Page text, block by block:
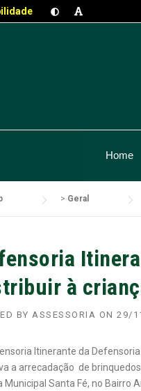
Home
> Geral
à
BY ASSESSORIA ON 29/
Itinerante da
a arrecadação de
Municipal Santa Fé, no Bairro